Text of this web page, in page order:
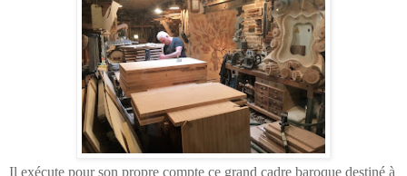
Il exécute pour son propre compte ce grand cadre baroque destiné à